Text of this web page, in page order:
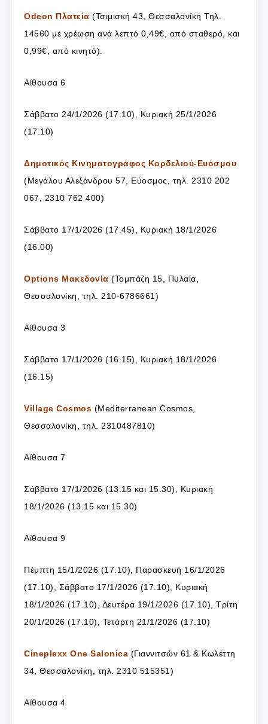
Odeon Πλατεία (Τσιμισκή 43, Θεσσαλονίκη Τηλ.
14560 με χρέωση ανά λεπτό 0,49€, από σταθερό, και
0,99€, από κινητό).
Αίθουσα 6
Σάββατο 24/1/2026 (17.10), Κυριακή 25/1/2026
(17.10)
Δημοτικός Κινηματογράφος Κορδελιού-Ευόσμου
(Μεγάλου Αλεξάνδρου 57, Εύοσμος, τηλ. 2310 202
067, 2310 762 400)
Σάββατο 17/1/2026 (17.45), Κυριακή 18/1/2026
(16.00)
Options Μακεδονία (Τομπάζη 15, Πυλαία,
Θεσσαλονίκη, τηλ. 210-6786661)
Αίθουσα 3
Σάββατο 17/1/2026 (16.15), Κυριακή 18/1/2026
(16.15)
Village Cosmos (Mediterranean Cosmos,
Θεσσαλονίκη, τηλ. 2310487810)
Αίθουσα 7
Σάββατο 17/1/2026 (13.15 και 15.30), Κυριακή
18/1/2026 (13.15 και 15.30)
Αίθουσα 9
Πέμπτη 15/1/2026 (17.10), Παρασκευή 16/1/2026
(17.10), Σάββατο 17/1/2026 (17.10), Κυριακή
18/1/2026 (17.10), Δευτέρα 19/1/2026 (17.10), Τρίτη
20/1/2026 (17.10), Τετάρτη 21/1/2026 (17.10)
Cineplexx One Salonica (Γιαννιτσών 61 & Κωλέττη
34, Θεσσαλονίκη, τηλ. 2310 515351)
Αίθουσα 4